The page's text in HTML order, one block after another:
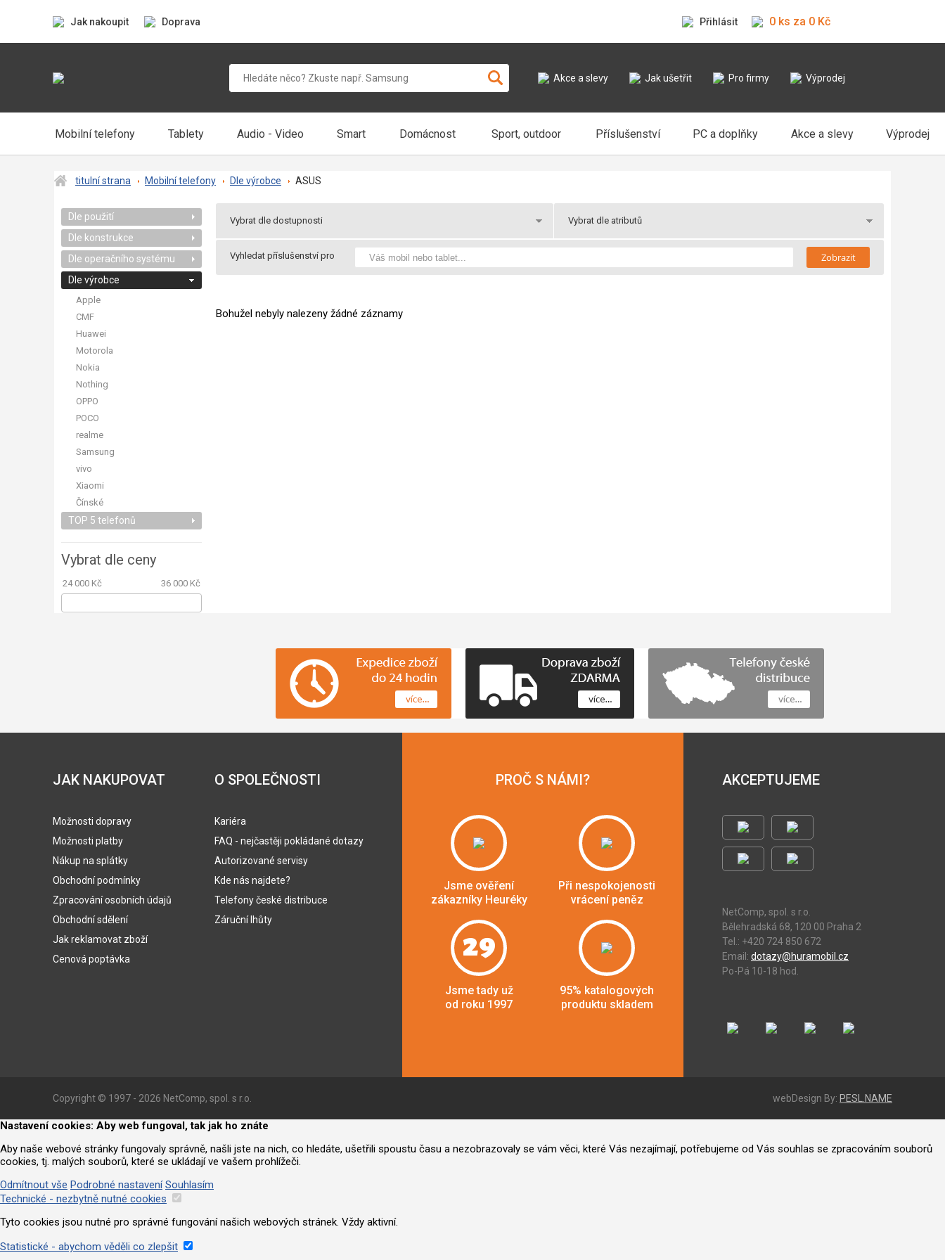
Jak nakoupit Doprava Přihlásit 0 ks za 0 Kč
Akce a slevy Jak ušetřit Pro firmy Výprodej
Mobilní telefony Tablety Audio - Video Smart Domácnost Sport, outdoor Příslušenství PC a doplňky Akce a slevy Výprodej
titulní strana Mobilní telefony Dle výrobce ASUS
Dle použití
Dle konstrukce
Dle operačního systému
Dle výrobce
Apple
CMF
Huawei
Motorola
Nokia
Nothing
OPPO
POCO
realme
Samsung
vivo
Xiaomi
Čínské
TOP 5 telefonů
Vybrat dle ceny
24 000 Kč 36 000 Kč
Vybrat dle dostupnosti
Praha 2 v pondělí k odběru
Praha 2 v útery k odběru
Vybrat dle atributů
Novinky
Akce
Vyhledat příslušenství pro
Bohužel nebyly nalezeny žádné záznamy
JAK NAKUPOVAT
Možnosti dopravy
Možnosti platby
Nákup na splátky
Obchodní podmínky
Zpracování osobních údajů
Obchodní sdělení
Jak reklamovat zboží
Cenová poptávka
O SPOLEČNOSTI
Kariéra
FAQ - nejčastěji pokládané dotazy
Autorizované servisy
Kde nás najdete?
Telefony české distribuce
Záruční lhůty
PROČ S NÁMI?
Jsme ověření
zákazníky Heuréky
Při nespokojenosti
vrácení peněz
29
Jsme tady už
od roku 1997
95% katalogových
produktu skladem
AKCEPTUJEME
NetComp, spol. s r.o.
Bělehradská 68, 120 00 Praha 2
Tel.: +420 724 850 672
Email: dotazy@huramobil.cz
Po-Pá 10-18 hod.
Copyright © 1997 - 2026 NetComp, spol. s r.o. webDesign By: PESL.NAME
Nastavení cookies: Aby web fungoval, tak jak ho znáte
Aby naše webové stránky fungovaly správně, našli jste na nich, co hledáte, ušetřili spoustu času a nezobrazovaly se vám věci, které Vás nezajímají, potřebujeme od Vás souhlas se zpracováním souborů
cookies, tj. malých souborů, které se ukládají ve vašem prohlížeči.
Odmítnout vše Podrobné nastavení Souhlasím
Technické - nezbytně nutné cookies
Tyto cookies jsou nutné pro správné fungování našich webových stránek. Vždy aktivní.
Statistické - abychom věděli co zlepšit